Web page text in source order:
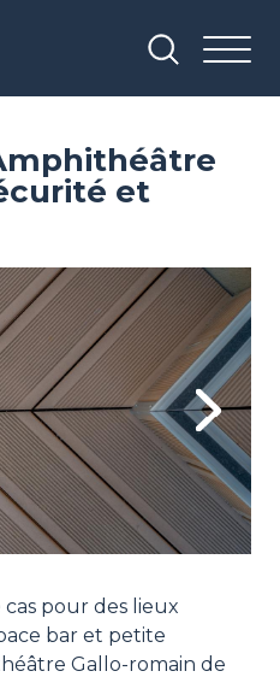
et
Next
pour des lieux
bar et petite
Gallo-romain de